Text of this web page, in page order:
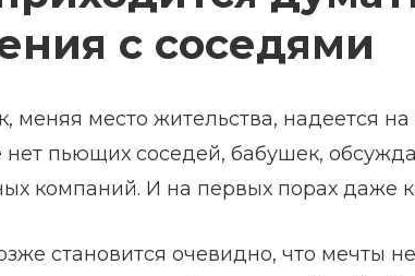
с соседями
меняя место жительства, надеется
нет пьющих соседей, бабушек,
компаний. И на первых порах даже
становится очевидно, что мечты